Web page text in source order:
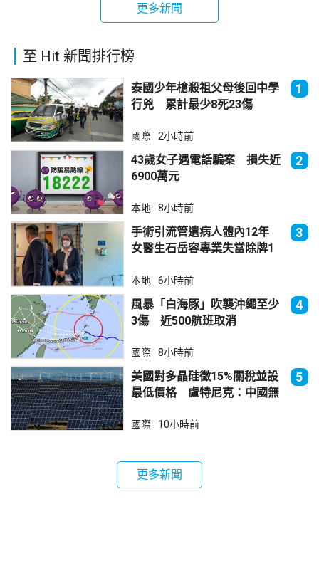
更多新聞
至 Hit 新聞排行榜
泰國少年槍殺祖父母後回中學
行兇 累計最少8死23傷
1
國際 2小時前
43歲女子遇電話騙案 損失近
6900萬元
2
本地 8小時前
手術引流管遺病人體內12年
女醫生石岳容專業失當除牌1
3
本地 6小時前
風暴「白海豚」吹襲沖繩至少
3傷 近500航班取消
4
國際 8小時前
美國對多晶硅徵15%關稅並設
最低價格 盧特尼克：中國無
5
國際 10小時前
更多新聞